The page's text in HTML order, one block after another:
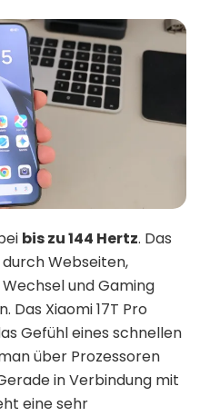
bis zu 144 Hertz. Das
Webseiten,
und Gaming
Das Xiaomi 17T Pro
Gefühl eines schnellen
über Prozessoren
in Verbindung mit
eine sehr